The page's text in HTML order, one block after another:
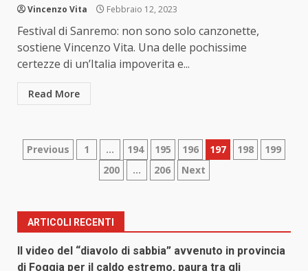
Vincenzo Vita Febbraio 12, 2023
Festival di Sanremo: non sono solo canzonette,
sostiene Vincenzo Vita. Una delle pochissime
certezze di un’Italia impoverita e...
Read More
Paginazione
articoli
Previous 1 … 194 195 196 197 198
199
200
… 206 Next
ARTICOLI RECENTI
Il video del “diavolo di sabbia” avvenuto in provincia
di Foggia per il caldo estremo, paura tra gli